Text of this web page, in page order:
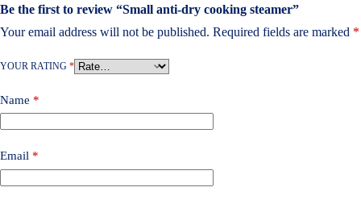
Be the first to review “Small anti-dry cooking steamer”
Your email address will not be published. Required fields are marked *
YOUR RATING *
Name *
Email *